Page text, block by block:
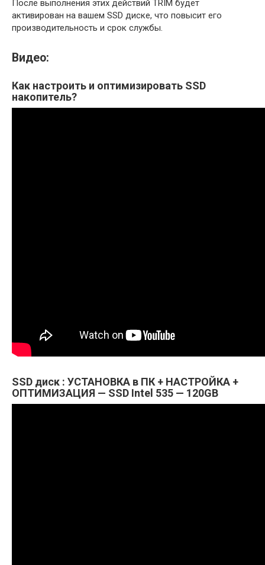
После выполнения этих действий TRIM будет
активирован на вашем SSD диске, что повысит его
производительность и срок службы.
Видео:
Как настроить и оптимизировать SSD
накопитель?
SSD диск : УСТАНОВКА в ПК + НАСТРОЙКА +
ОПТИМИЗАЦИЯ — SSD Intel 535 — 120GB